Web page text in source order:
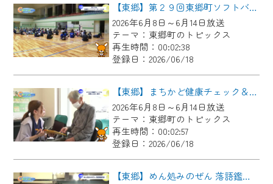
【東郷】第２９回東郷町ソフトバレーボール大会
2026年6月8日～6月14日放送
テーマ：東郷町のトピックス
再生時間：00:02:38
登録日：2026/06/18
【東郷】まちかど健康チェック＆東郷ふれあい朝市
2026年6月8日～6月14日放送
テーマ：東郷町のトピックス
再生時間：00:02:57
登録日：2026/06/18
【東郷】めん処みのぜん 落語鑑賞会
2024/09/02
動画配信サービス『CCNet Web TV』は2024
年9月24日からリニューアルします！
【変更点】
◆デザイン変更により、お住まいの地域
の動画コンテンツが一目瞭然。
◆当社アプリやＰＣブラウザから、いつ
でも・どこでも・外出先でも！
CCNetサービスエリア20市町の地域情報
番組をご視聴いただけます！